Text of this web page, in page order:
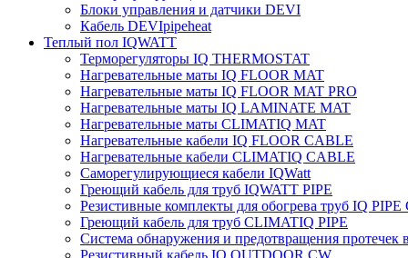
Блоки управления и датчики DEVI
Кабель DEVIpipeheat
Теплый пол IQWATT
Терморегуляторы IQ THERMOSTAT
Нагревательные маты IQ FLOOR MAT
Нагревательные маты IQ FLOOR MAT PRO
Нагревательные маты IQ LAMINATE MAT
Нагревательные маты CLIMATIQ MAT
Нагревательные кабели IQ FLOOR CABLE
Нагревательные кабели CLIMATIQ CABLE
Саморегулирующиеся кабели IQWatt
Греющий кабель для труб IQWATT PIPE
Резистивные комплекты для обогрева труб IQ PIPE
Греющий кабель для труб CLIMATIQ PIPE
Система обнаружения и предотвращения протечек
Резистивный кабель IQ OUTDOOR CW